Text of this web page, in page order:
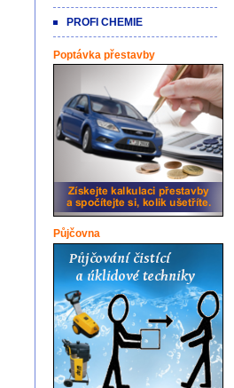
PROFI CHEMIE
Poptávka přestavby
Půjčovna